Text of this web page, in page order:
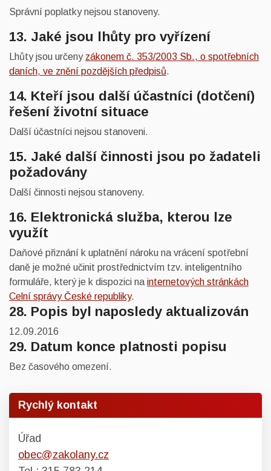
Správní poplatky nejsou stanoveny.
13. Jaké jsou lhůty pro vyřízení
Lhůty jsou určeny zákonem č. 353/2003 Sb., o spotřebních
daních, ve znění pozdějších předpisů.
14. Kteří jsou další účastníci (dotčení)
řešení životní situace
Další účastníci nejsou stanoveni.
15. Jaké další činnosti jsou po žadateli
požadovány
Další činnosti nejsou stanoveny.
16. Elektronická služba, kterou lze
využít
Daňové přiznání k uplatnění nároku na vrácení spotřební
daně je možné učinit prostřednictvím tzv. inteligentního
formuláře, který je k dispozici na internetových stránkách
Celní správy České republiky.
28. Popis byl naposledy aktualizován
12.09.2016
29. Datum konce platnosti popisu
Bez časového omezení.
Rychlý kontakt
Úřad
obec@zakolany.cz